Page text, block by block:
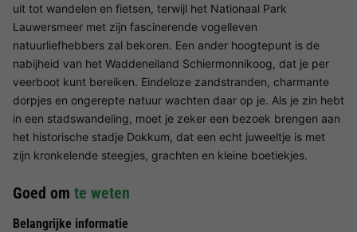
uit tot wandelen en fietsen, terwijl het Nationaal Park
Lauwersmeer met zijn fascinerende vogelleven
natuurliefhebbers zal bekoren. Een ander hoogtepunt is de
nabijheid van het Waddeneiland Schiermonnikoog, dat je per
veerboot kunt bereiken. Eindeloze zandstranden, charmante
dorpjes en ongerepte natuur wachten daar op je. Als je zin hebt
in een stadswandeling, moet je zeker een bezoek brengen aan
het historische stadje Dokkum, dat een echt juweeltje is met
zijn kronkelende steegjes, grachten en kleine boetiekjes.
Goed om te weten
Belangrijke informatie